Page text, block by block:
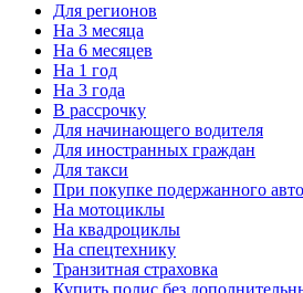
Для регионов
На 3 месяца
На 6 месяцев
На 1 год
На 3 года
В рассрочку
Для начинающего водителя
Для иностранных граждан
Для такси
При покупке подержанного авто
На мотоциклы
На квадроциклы
На спецтехнику
Транзитная страховка